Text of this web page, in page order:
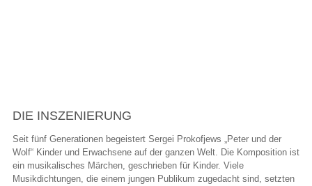
DIE INSZENIERUNG
Seit fünf Generationen begeistert Sergei Prokofjews „Peter und der
Wolf“ Kinder und Erwachsene auf der ganzen Welt. Die Komposition ist
ein musikalisches Märchen, geschrieben für Kinder. Viele
Musikdichtungen, die einem jungen Publikum zugedacht sind, setzten